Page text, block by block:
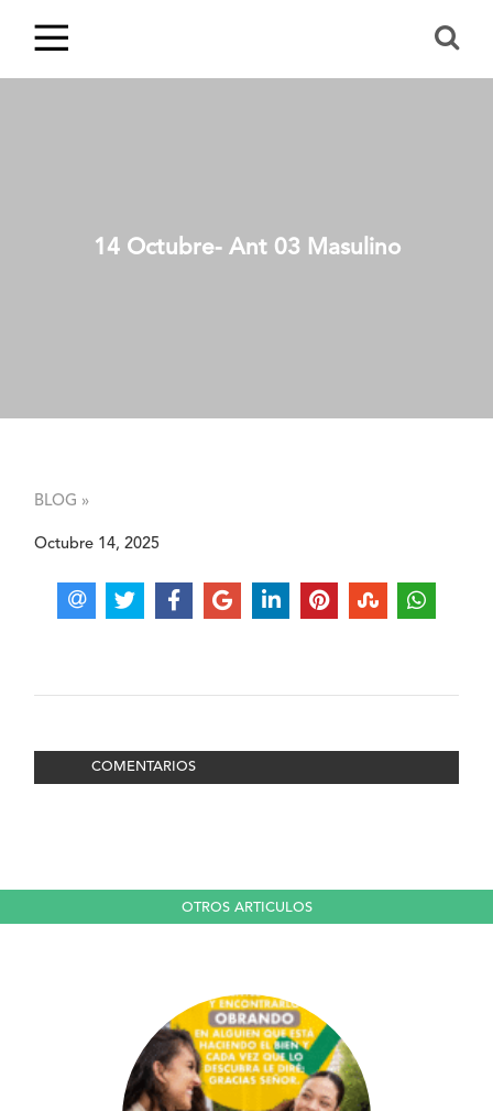
14 Octubre- Ant 03 Masulino
BLOG »
Octubre 14, 2025
COMENTARIOS
OTROS ARTICULOS